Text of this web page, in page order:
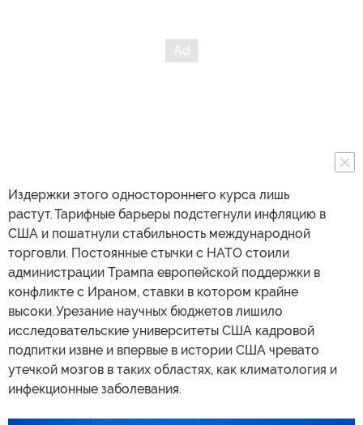
Издержки этого одностороннего курса лишь
растут. Тарифные барьеры подстегнули инфляцию в
США и пошатнули стабильность международной
торговли. Постоянные стычки с НАТО стоили
администрации Трампа европейской поддержки в
конфликте с Ираном, ставки в котором крайне
высоки. Урезание научных бюджетов лишило
исследовательские университеты США кадровой
подпитки извне и впервые в истории США чревато
утечкой мозгов в таких областях, как климатология и
инфекционные заболевания.